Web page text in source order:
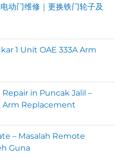
动门维修｜更换铁门轮子及
1 Unit OAE 333A Arm
in Puncak Jalil –
Arm Replacement
– Masalah Remote
Guna